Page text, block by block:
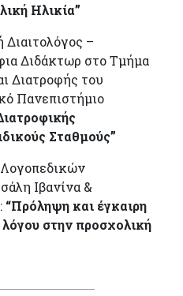
Ηλικία”
–
Διδάκτωρ στο Τμήμα
Διατροφής του
Πανεπιστήμιο
Σταθμούς”
Ιβανίνα &
“Πρόληψη και έγκαιρη
στην προσχολική